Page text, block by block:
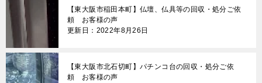
【東大阪市稲田本町】仏壇、仏具等の回収・処分ご依
頼 お客様の声
更新日：2022年8月26日
【東大阪市北石切町】パチンコ台の回収・処分ご依
頼 お客様の声